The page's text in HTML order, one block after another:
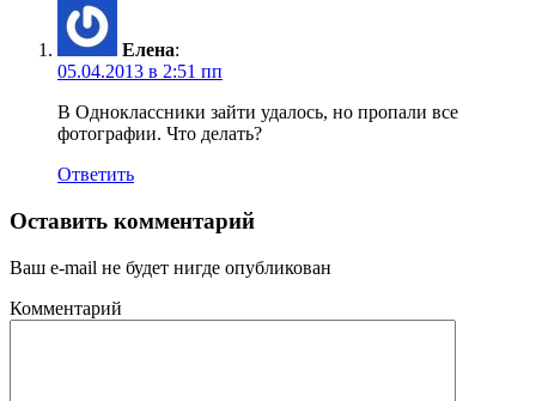
Елена:
05.04.2013 в 2:51 пп
В Одноклассники зайти удалось, но пропали все
фотографии. Что делать?
Ответить
Оставить комментарий
Ваш e-mail не будет нигде опубликован
Комментарий